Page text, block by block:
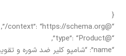
{
“@context”: “https://schema.org/”,
“@type”: “Product”,